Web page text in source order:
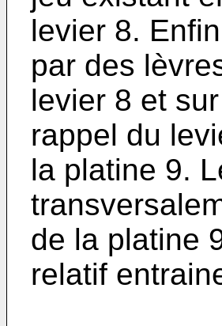
levier 8.
par des
levier 8 et
rappel du
la platine 9.
de la platine
relatif